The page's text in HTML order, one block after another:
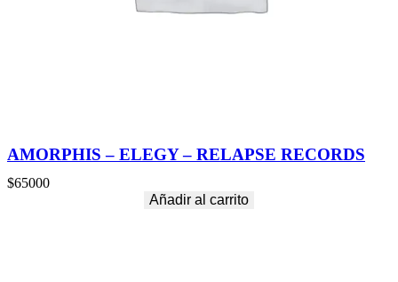
AMORPHIS – ELEGY – RELAPSE RECORDS
$65000
Añadir al carrito